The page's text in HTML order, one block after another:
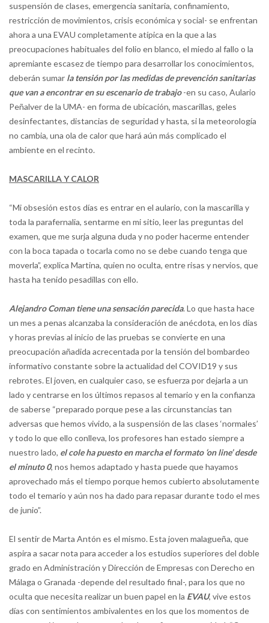
suspensión de clases, emergencia sanitaria, confinamiento,
restricción de movimientos, crisis económica y social- se enfrentan
ahora a una EVAU completamente atípica en la que a las
preocupaciones habituales del folio en blanco, el miedo al fallo o la
apremiante escasez de tiempo para desarrollar los conocimientos,
deberán sumar la tensión por las medidas de prevención sanitarias
que van a encontrar en su escenario de trabajo-en su caso, Aulario
Peñalver de la UMA- en forma de ubicación, mascarillas, geles
desinfectantes, distancias de seguridad y hasta, si la meteorología
no cambia, una ola de calor que hará aún más complicado el
ambiente en el recinto.
MASCARILLA Y CALOR
“Mi obsesión estos días es entrar en el aulario, con la mascarilla y
toda la parafernalia, sentarme en mi sitio, leer las preguntas del
examen, que me surja alguna duda y no poder hacerme entender
con la boca tapada o tocarla como no se debe cuando tenga que
moverla”, explica Martina, quien no oculta, entre risas y nervios, que
hasta ha tenido pesadillas con ello.
Alejandro Coman tiene una sensación parecida. Lo que hasta hace
un mes a penas alcanzaba la consideración de anécdota, en los días
y horas previas al inicio de las pruebas se convierte en una
preocupación añadida acrecentada por la tensión del bombardeo
informativo constante sobre la actualidad del COVID19 y sus
rebrotes. El joven, en cualquier caso, se esfuerza por dejarla a un
lado y centrarse en los últimos repasos al temario y en la confianza
de saberse “preparado porque pese a las circunstancias tan
adversas que hemos vivido, a la suspensión de las clases ‘normales’
y todo lo que ello conlleva, los profesores han estado siempre a
nuestro lado, el cole ha puesto en marcha el formato ‘on line’ desde
el minuto 0, nos hemos adaptado y hasta puede que hayamos
aprovechado más el tiempo porque hemos cubierto absolutamente
todo el temario y aún nos ha dado para repasar durante todo el mes
de junio”.
El sentir de Marta Antón es el mismo. Esta joven malagueña, que
aspira a sacar nota para acceder a los estudios superiores del doble
grado en Administración y Dirección de Empresas con Derecho en
Málaga o Granada -depende del resultado final-, para los que no
oculta que necesita realizar un buen papel en la EVAU, vive estos
días con sentimientos ambivalentes en los que los momentos de